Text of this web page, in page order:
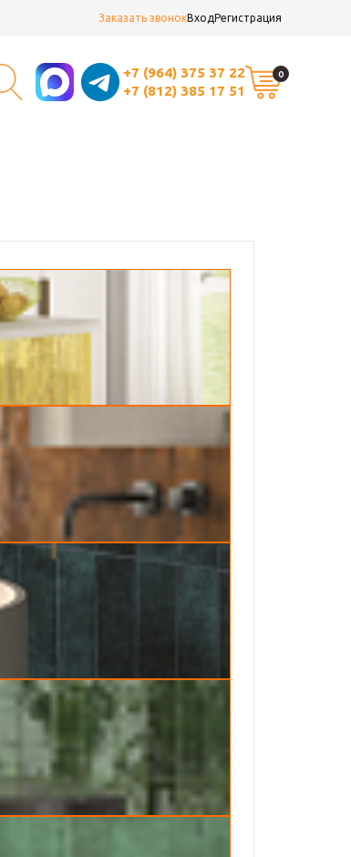
Заказать звонокВходРегистрация
+7 (964) 375 37 22
+7 (812) 385 17 51
0